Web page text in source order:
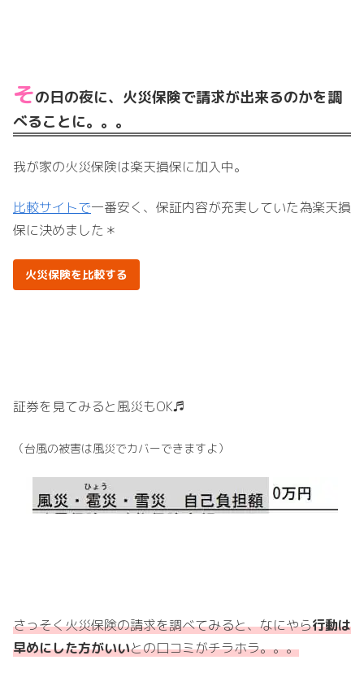
その日の夜に、火災保険で請求が出来るのかを調
べることに。。。
我が家の火災保険は楽天損保に加入中。
比較サイトで一番安く、保証内容が充実していた為楽天損
保に決めました＊
火災保険を比較する
証券を見てみると風災もOK♬
（台風の被害は風災でカバーできますよ）
さっそく火災保険の請求を調べてみると、なにやら行動は
早めにした方がいいとの口コミがチラホラ。。。